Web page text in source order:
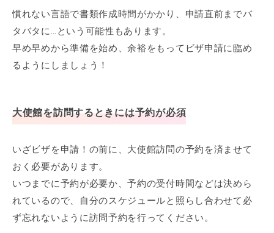
慣れない言語で書類作成時間がかかり、申請直前までバ
タバタに…という可能性もあります。
早め早めから準備を始め、余裕をもってビザ申請に臨め
るようにしましょう！
大使館を訪問するときには予約が必須
いざビザを申請！の前に、大使館訪問の予約を済ませて
おく必要があります。
いつまでに予約が必要か、予約の受付時間などは決めら
れているので、自分のスケジュールと照らし合わせて必
ず忘れないように訪問予約を行ってください。